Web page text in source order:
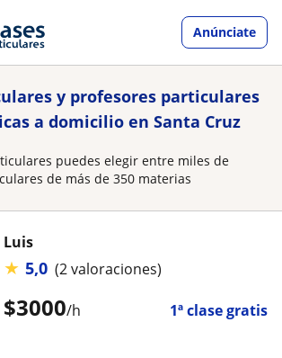
Anúnciate
y profesores particulares
a domicilio en Santa Cruz
puedes elegir entre miles de
de más de 350 materias
$3000/h 1ª clase gratis
Luis
★ 5,0 (2 valoraciones)